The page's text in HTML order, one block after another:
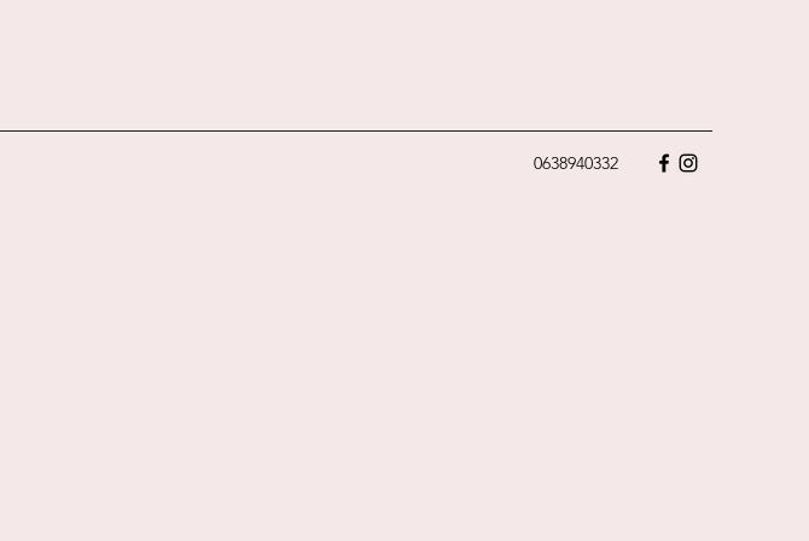
0638940332